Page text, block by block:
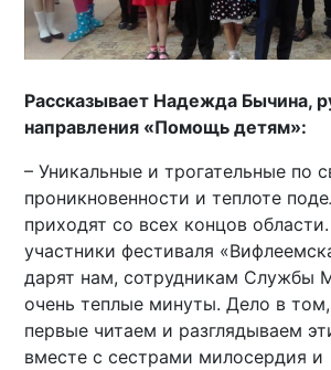
Рассказывает Надежда Бычина,
направления «Помощь детям»:
– Уникальные и трогательные по
проникновенности и теплоте
приходят со всех концов
участники фестиваля
дарят нам, сотрудникам Службы
очень теплые минуты. Дело в
первые читаем и разглядываем
вместе с сестрами милосердия и